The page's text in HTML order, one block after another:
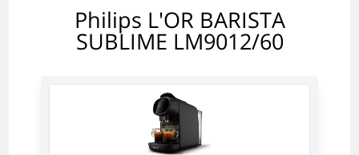
Philips L'OR BARISTA
SUBLIME LM9012/60